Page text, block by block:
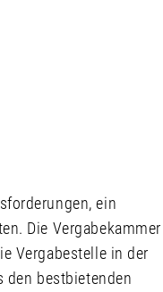
ein
Die Vergabekammer
Vergabestelle in der
den bestbietenden